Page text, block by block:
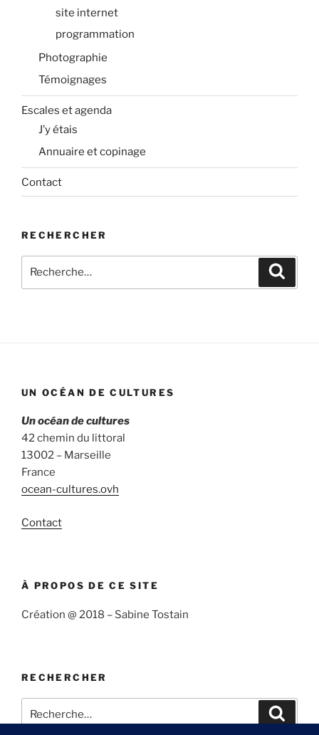
site internet
programmation
Photographie
Témoignages
Escales et agenda
J’y étais
Annuaire et copinage
Contact
RECHERCHER
pour
UN OCÉAN DE CULTURES
Un océan de cultures
42 chemin du littoral
13002 – Marseille
France
ocean-cultures.ovh
Contact
À PROPOS DE CE SITE
Création @ 2018 – Sabine Tostain
RECHERCHER
pour